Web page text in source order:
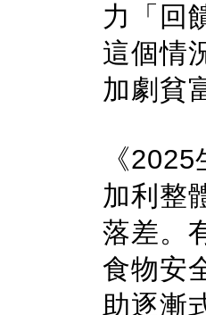
力「回
這個情
加劇貧
《
加利整
落差。
食物安
助逐漸